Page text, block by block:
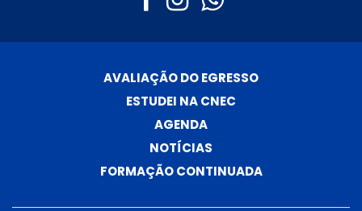
AVALIAÇÃO DO EGRESSO
ESTUDEI NA CNEC
AGENDA
NOTÍCIAS
FORMAÇÃO CONTINUADA